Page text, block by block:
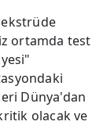
ekstrüde
ortamda test
Dünya'dan
olacak ve